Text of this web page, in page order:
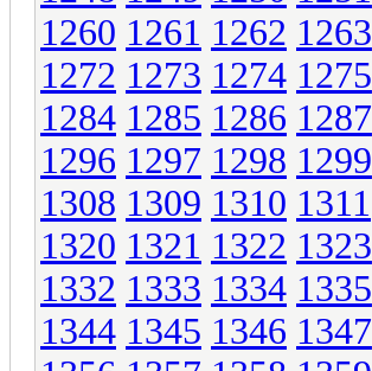
1260 1261 1262 1263
1272 1273 1274 1275
1284 1285 1286 1287
1296 1297 1298 1299
1308 1309 1310 1311
1320 1321 1322 1323
1332 1333 1334 1335
1344 1345 1346 1347